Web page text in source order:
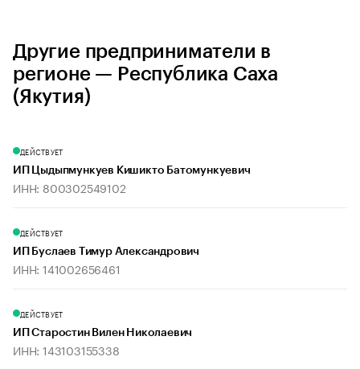
Другие предприниматели в
регионе — Республика Саха
(Якутия)
ДЕЙСТВУЕТ
ИП Цыдыпмункуев Кишикто Батомункуевич
ИНН: 800302549102
ДЕЙСТВУЕТ
ИП Буслаев Тимур Александрович
ИНН: 141002656461
ДЕЙСТВУЕТ
ИП Старостин Вилен Николаевич
ИНН: 143103155338